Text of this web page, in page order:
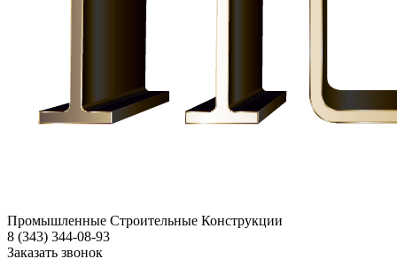
Промышленные Строительные Конструкции
8 (343) 344-08-93
Заказать звонок